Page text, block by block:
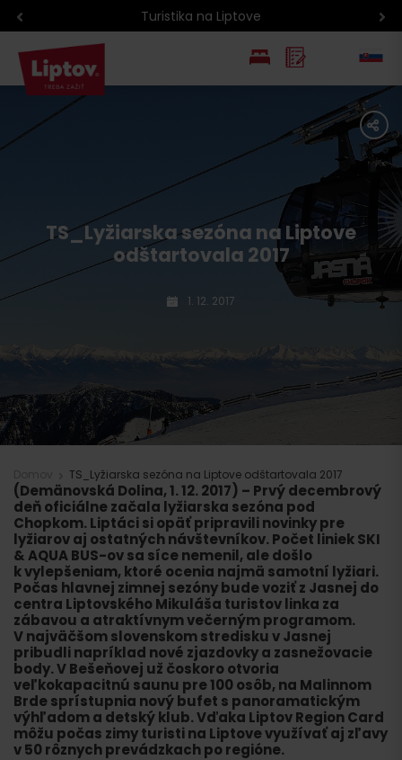
Turistika na Liptove
EN
PL
share
TS_Lyžiarska sezóna na Liptove
odštartovala 2017
1. 12. 2017
TS_Lyžiarska sezóna na Liptove odštartovala 2017
(Demänovská Dolina, 1. 12. 2017) – Prvý decembrový
deň oficiálne začala lyžiarska sezóna pod
Chopkom. Liptáci si opäť pripravili novinky pre
lyžiarov aj ostatných návštevníkov. Počet liniek SKI
& AQUA BUS-ov sa síce nemenil, ale došlo
k vylepšeniam, ktoré ocenia najmä samotní lyžiari.
Počas hlavnej zimnej sezóny bude voziť z Jasnej do
centra Liptovského Mikuláša turistov linka za
zábavou a atraktívnym večerným programom.
V najväčšom slovenskom stredisku v Jasnej
pribudli napríklad nové zjazdovky a zasnežovacie
body. V Bešeňovej už čoskoro otvoria
veľkokapacitnú saunu pre 100 osôb, na Malinnom
Brde sprístupnia nový bufet s panoramatickým
výhľadom a detský klub. Vďaka Liptov Region Card
môžu počas zimy turisti na Liptove využívať aj zľavy
v 50 rôznych prevádzkach po regióne.